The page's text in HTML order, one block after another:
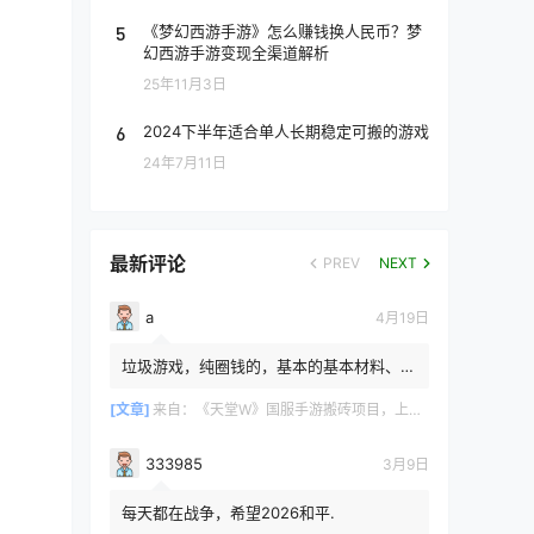
5
《梦幻西游手游》怎么赚钱换人民币？梦
幻西游手游变现全渠道解析
25年11月3日
6 2024下半年适合单人长期稳定可搬的游戏
24年7月11日
最新评论 PREV NEXT
a 4月19日
垃圾游戏，纯圈钱的，基本的基本材料、白
浪费电费，就跟别说绿...
[文章] 来自： 《天堂W》国服手游搬砖项目，上手简单稳定吃肉，适合长期搬砖！
333985 3月9日
每天都在战争，希望2026和平.